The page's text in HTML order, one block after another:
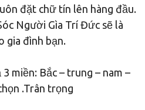
đặt chữ tín lên hàng đầu.
Người Gìa Trí Đức sẽ là
gia đình bạn.
miền: Bắc – trung – nam –
.Trân trọng